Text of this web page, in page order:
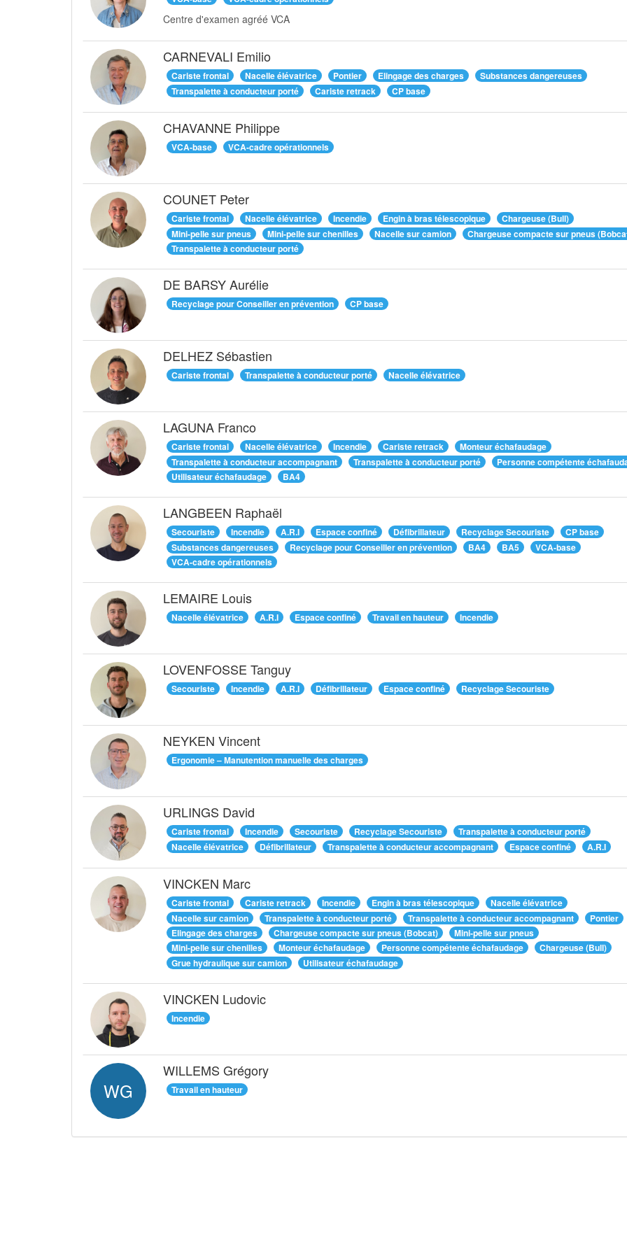
Centre d'examen agréé VCA
CARNEVALI Emilio
Cariste frontal Nacelle élévatrice Pontier Elingage des charges
Substances dangereuses
Transpalette à conducteur porté
Cariste retrack CP base
CHAVANNE Philippe
VCA-base VCA-cadre opérationnels
COUNET Peter
Cariste frontal Nacelle élévatrice Incendie Engin à bras télescopique
Chargeuse (Bull)
Mini-pelle sur pneus
Mini-pelle sur chenilles Nacelle sur camion
Chargeuse compacte sur pneus
Transpalette à conducteur porté
DE BARSY Aurélie
Recyclage pour Conseiller en prévention CP base
DELHEZ Sébastien
Cariste frontal Transpalette à conducteur porté Nacelle élévatrice
LAGUNA Franco
Cariste frontal Nacelle élévatrice Incendie Cariste retrack
Monteur échafaudage
Transpalette à conducteur accompagnant
Transpalette à conducteur porté
Personne compétente
Utilisateur échafaudage
BA4
LANGBEEN Raphaël
Secouriste Incendie A.R.I Espace confiné Défibrillateur Recyclage Secouriste
CP base
Substances dangereuses
Recyclage pour Conseiller en prévention BA4 BA5
VCA-base
VCA-cadre opérationnels
LEMAIRE Louis
Nacelle élévatrice A.R.I Espace confiné Travail en hauteur Incendie
LOVENFOSSE Tanguy
Secouriste Incendie A.R.I Défibrillateur Espace confiné Recyclage Secouriste
NEYKEN Vincent
Ergonomie – Manutention manuelle des charges
URLINGS David
Cariste frontal Incendie Secouriste Recyclage Secouriste
Transpalette à conducteur porté
Nacelle élévatrice
Défibrillateur Transpalette à conducteur accompagnant Espace confiné A.R.I
VINCKEN Marc
Cariste frontal Cariste retrack Incendie Engin à bras télescopique
Nacelle élévatrice
Nacelle sur camion
Transpalette à conducteur porté Transpalette à conducteur accompagnant
Pontier
Elingage des charges
Chargeuse compacte sur pneus (Bobcat)
Mini-pelle sur pneus
Mini-pelle sur chenilles
Monteur échafaudage Personne compétente échafaudage
Chargeuse (Bull)
Grue hydraulique sur camion
Utilisateur échafaudage
VINCKEN Ludovic
Incendie
WG
WILLEMS Grégory
Travail en hauteur